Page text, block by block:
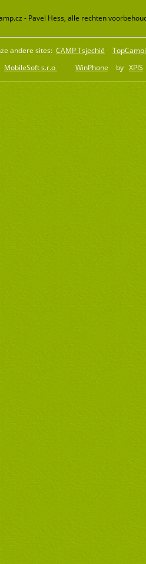
- Pavel Hess, alle rechten
andere sites: CAMP Tsjechië
MobileSoft s.r.o WinPhone by XPIS